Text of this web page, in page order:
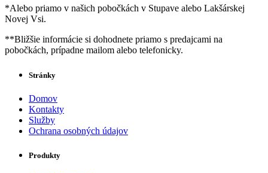
*Alebo priamo v našich pobočkách v Stupave alebo Lakšárskej
Novej Vsi.
**Bližšie informácie si dohodnete priamo s predajcami na
pobočkách, prípadne mailom alebo telefonicky.
Stránky
Domov
Kontakty
Služby
Ochrana osobných údajov
Produkty